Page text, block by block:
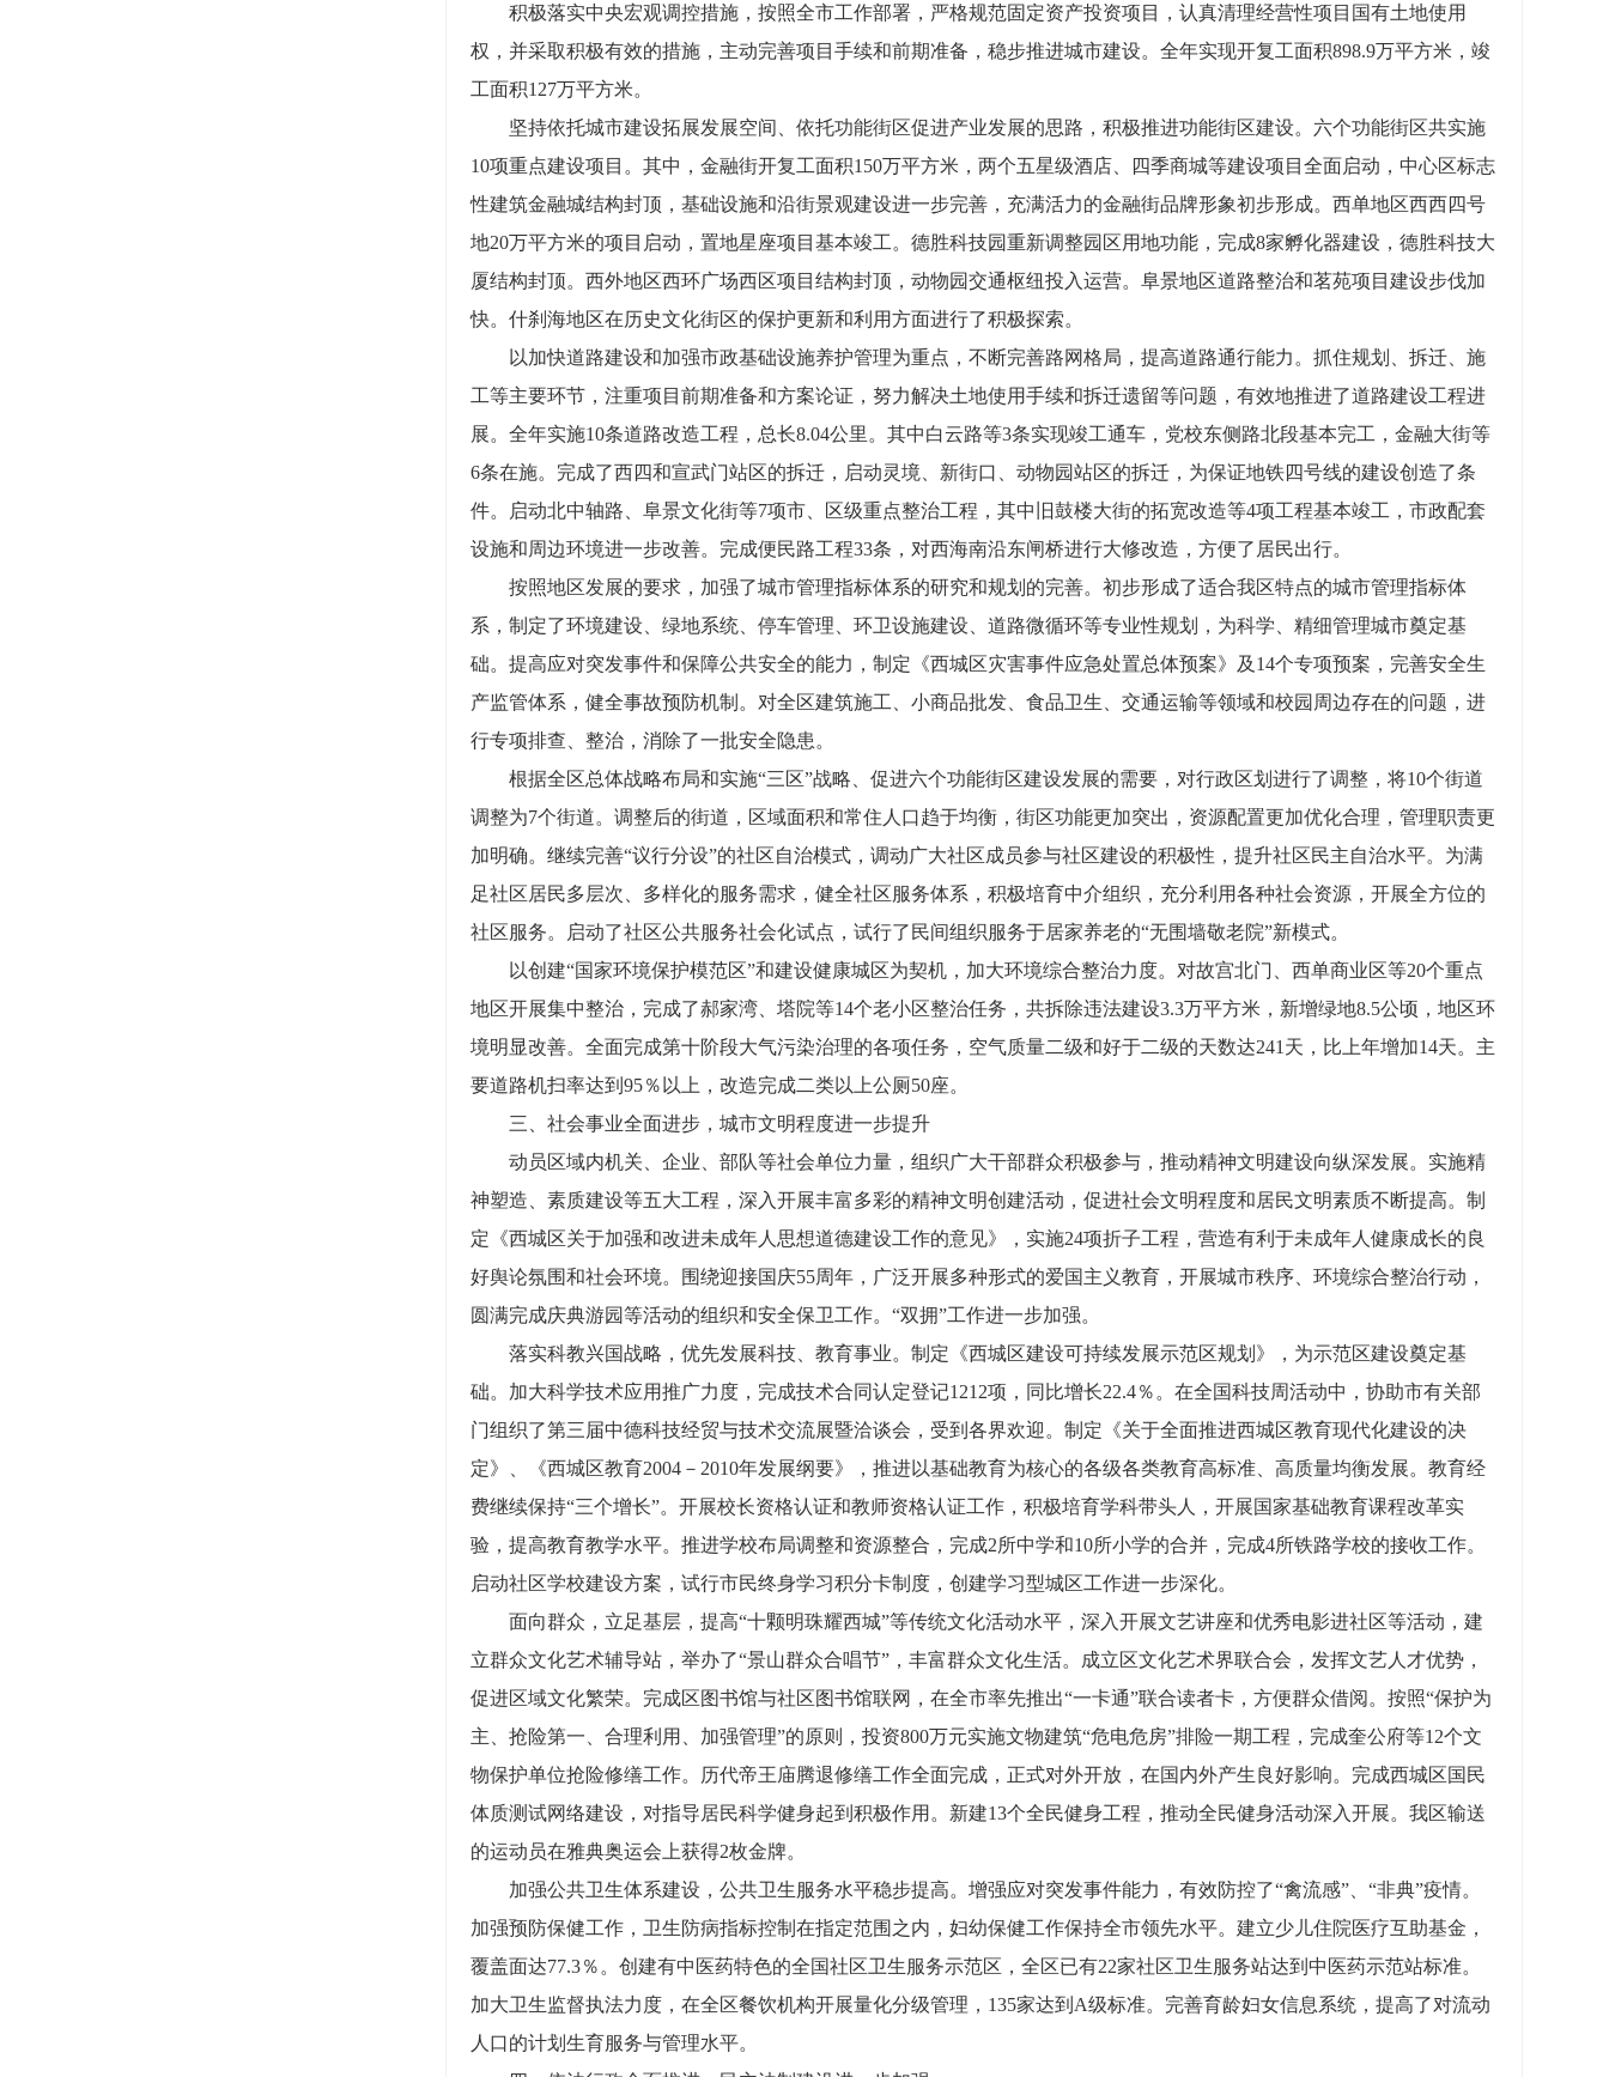
积极落实中央宏观调控措施，按照全市工作部署，严格规范固定资产投资项目，认真清理经营性项目国有土地使用
权，并采取积极有效的措施，主动完善项目手续和前期准备，稳步推进城市建设。全年实现开复工面积898.9万平方米，竣
工面积127万平方米。
坚持依托城市建设拓展发展空间、依托功能街区促进产业发展的思路，积极推进功能街区建设。六个功能街区共实施
10项重点建设项目。其中，金融街开复工面积150万平方米，两个五星级酒店、四季商城等建设项目全面启动，中心区标志
性建筑金融城结构封顶，基础设施和沿街景观建设进一步完善，充满活力的金融街品牌形象初步形成。西单地区西西四号
地20万平方米的项目启动，置地星座项目基本竣工。德胜科技园重新调整园区用地功能，完成8家孵化器建设，德胜科技大
厦结构封顶。西外地区西环广场西区项目结构封顶，动物园交通枢纽投入运营。阜景地区道路整治和茗苑项目建设步伐加
快。什刹海地区在历史文化街区的保护更新和利用方面进行了积极探索。
以加快道路建设和加强市政基础设施养护管理为重点，不断完善路网格局，提高道路通行能力。抓住规划、拆迁、施
工等主要环节，注重项目前期准备和方案论证，努力解决土地使用手续和拆迁遗留等问题，有效地推进了道路建设工程进
展。全年实施10条道路改造工程，总长8.04公里。其中白云路等3条实现竣工通车，党校东侧路北段基本完工，金融大街等
6条在施。完成了西四和宣武门站区的拆迁，启动灵境、新街口、动物园站区的拆迁，为保证地铁四号线的建设创造了条
件。启动北中轴路、阜景文化街等7项市、区级重点整治工程，其中旧鼓楼大街的拓宽改造等4项工程基本竣工，市政配套
设施和周边环境进一步改善。完成便民路工程33条，对西海南沿东闸桥进行大修改造，方便了居民出行。
按照地区发展的要求，加强了城市管理指标体系的研究和规划的完善。初步形成了适合我区特点的城市管理指标体
系，制定了环境建设、绿地系统、停车管理、环卫设施建设、道路微循环等专业性规划，为科学、精细管理城市奠定基
础。提高应对突发事件和保障公共安全的能力，制定《西城区灾害事件应急处置总体预案》及14个专项预案，完善安全生
产监管体系，健全事故预防机制。对全区建筑施工、小商品批发、食品卫生、交通运输等领域和校园周边存在的问题，进
行专项排查、整治，消除了一批安全隐患。
根据全区总体战略布局和实施“三区”战略、促进六个功能街区建设发展的需要，对行政区划进行了调整，将10个街道
调整为7个街道。调整后的街道，区域面积和常住人口趋于均衡，街区功能更加突出，资源配置更加优化合理，管理职责更
加明确。继续完善“议行分设”的社区自治模式，调动广大社区成员参与社区建设的积极性，提升社区民主自治水平。为满
足社区居民多层次、多样化的服务需求，健全社区服务体系，积极培育中介组织，充分利用各种社会资源，开展全方位的
社区服务。启动了社区公共服务社会化试点，试行了民间组织服务于居家养老的“无围墙敬老院”新模式。
以创建“国家环境保护模范区”和建设健康城区为契机，加大环境综合整治力度。对故宫北门、西单商业区等20个重点
地区开展集中整治，完成了郝家湾、塔院等14个老小区整治任务，共拆除违法建设3.3万平方米，新增绿地8.5公顷，地区环
境明显改善。全面完成第十阶段大气污染治理的各项任务，空气质量二级和好于二级的天数达241天，比上年增加14天。主
要道路机扫率达到95％以上，改造完成二类以上公厕50座。
三、社会事业全面进步，城市文明程度进一步提升
动员区域内机关、企业、部队等社会单位力量，组织广大干部群众积极参与，推动精神文明建设向纵深发展。实施精
神塑造、素质建设等五大工程，深入开展丰富多彩的精神文明创建活动，促进社会文明程度和居民文明素质不断提高。制
定《西城区关于加强和改进未成年人思想道德建设工作的意见》，实施24项折子工程，营造有利于未成年人健康成长的良
好舆论氛围和社会环境。围绕迎接国庆55周年，广泛开展多种形式的爱国主义教育，开展城市秩序、环境综合整治行动，
圆满完成庆典游园等活动的组织和安全保卫工作。“双拥”工作进一步加强。
落实科教兴国战略，优先发展科技、教育事业。制定《西城区建设可持续发展示范区规划》，为示范区建设奠定基
础。加大科学技术应用推广力度，完成技术合同认定登记1212项，同比增长22.4％。在全国科技周活动中，协助市有关部
门组织了第三届中德科技经贸与技术交流展暨洽谈会，受到各界欢迎。制定《关于全面推进西城区教育现代化建设的决
定》、《西城区教育2004－2010年发展纲要》，推进以基础教育为核心的各级各类教育高标准、高质量均衡发展。教育经
费继续保持“三个增长”。开展校长资格认证和教师资格认证工作，积极培育学科带头人，开展国家基础教育课程改革实
验，提高教育教学水平。推进学校布局调整和资源整合，完成2所中学和10所小学的合并，完成4所铁路学校的接收工作。
启动社区学校建设方案，试行市民终身学习积分卡制度，创建学习型城区工作进一步深化。
面向群众，立足基层，提高“十颗明珠耀西城”等传统文化活动水平，深入开展文艺讲座和优秀电影进社区等活动，建
立群众文化艺术辅导站，举办了“景山群众合唱节”，丰富群众文化生活。成立区文化艺术界联合会，发挥文艺人才优势，
促进区域文化繁荣。完成区图书馆与社区图书馆联网，在全市率先推出“一卡通”联合读者卡，方便群众借阅。按照“保护为
主、抢险第一、合理利用、加强管理”的原则，投资800万元实施文物建筑“危电危房”排险一期工程，完成奎公府等12个文
物保护单位抢险修缮工作。历代帝王庙腾退修缮工作全面完成，正式对外开放，在国内外产生良好影响。完成西城区国民
体质测试网络建设，对指导居民科学健身起到积极作用。新建13个全民健身工程，推动全民健身活动深入开展。我区输送
的运动员在雅典奥运会上获得2枚金牌。
加强公共卫生体系建设，公共卫生服务水平稳步提高。增强应对突发事件能力，有效防控了“禽流感”、“非典”疫情。
加强预防保健工作，卫生防病指标控制在指定范围之内，妇幼保健工作保持全市领先水平。建立少儿住院医疗互助基金，
覆盖面达77.3％。创建有中医药特色的全国社区卫生服务示范区，全区已有22家社区卫生服务站达到中医药示范站标准。
加大卫生监督执法力度，在全区餐饮机构开展量化分级管理，135家达到A级标准。完善育龄妇女信息系统，提高了对流动
人口的计划生育服务与管理水平。